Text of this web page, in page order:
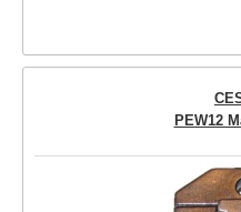
PEW12